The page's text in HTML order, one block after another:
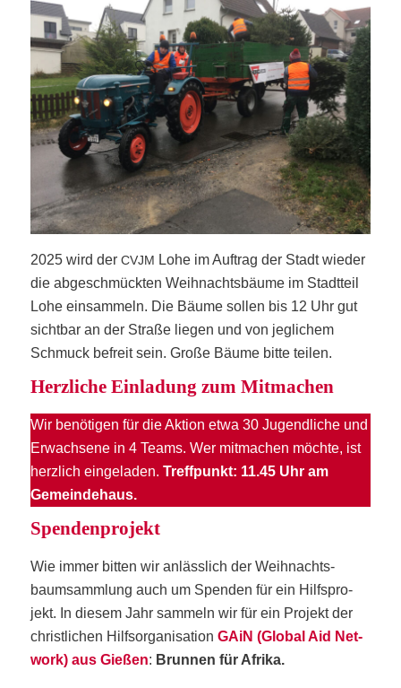
2025 wird derCVJM Lohe im Auf­trag der Stadt wie­der
die abge­schmück­ten Weih­nachts­bäu­me im Stadt­teil
Lohe ein­sam­meln. Die Bäu­me sol­len bis 12 Uhr gut
sicht­bar an der Stra­ße lie­gen und von jeg­li­chem
Schmuck befreit sein. Gro­ße Bäu­me bit­te teilen.
Herz­li­che Ein­la­dung zum Mitmachen
Wir benö­ti­gen für die Akti­on etwa 30 Jugend­li­che und
Erwach­se­ne in 4 Teams. Wer mit­ma­chen möch­te, ist
herz­lich ein­ge­la­den.Treff­punkt: 11.45 Uhr am
Gemeindehaus.
Spen­den­pro­jekt
Wie immer bit­ten wir anläss­lich der Weih­nachts­
baum­samm­lung auch um Spen­den für ein Hilfs­pro­
jekt. In die­sem Jahr sam­meln wir für ein Pro­jekt der
christ­li­chen Hilfs­or­ga­ni­sa­ti­onGAiN (Glo­bal Aid Net­
work) aus Gie­ßen: Brun­nen für Afri­ka.